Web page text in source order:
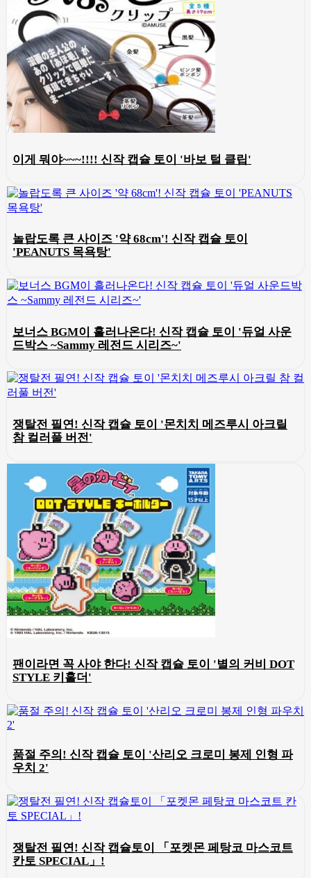
이게 뭐야~~~!!!! 신작 캡슐 토이 '바보 털 클립'
놀랍도록 큰 사이즈 '약 68cm'! 신작 캡슐 토이
'PEANUTS 목욕탕'
보너스 BGM이 흘러나온다! 신작 캡슐 토이 '듀얼 사운
드박스 ~Sammy 레전드 시리즈~'
쟁탈전 필연! 신작 캡슐 토이 '몬치치 메즈루시 아크릴
참 컬러풀 버전'
팬이라면 꼭 사야 한다! 신작 캡슐 토이 '별의 커비 DOT
STYLE 키홀더'
품절 주의! 신작 캡슐 토이 '산리오 크로미 봉제 인형 파
우치 2'
쟁탈전 필연! 신작 캡슐토이 「포켓몬 페탕코 마스코트
칸토 SPECIAL」!